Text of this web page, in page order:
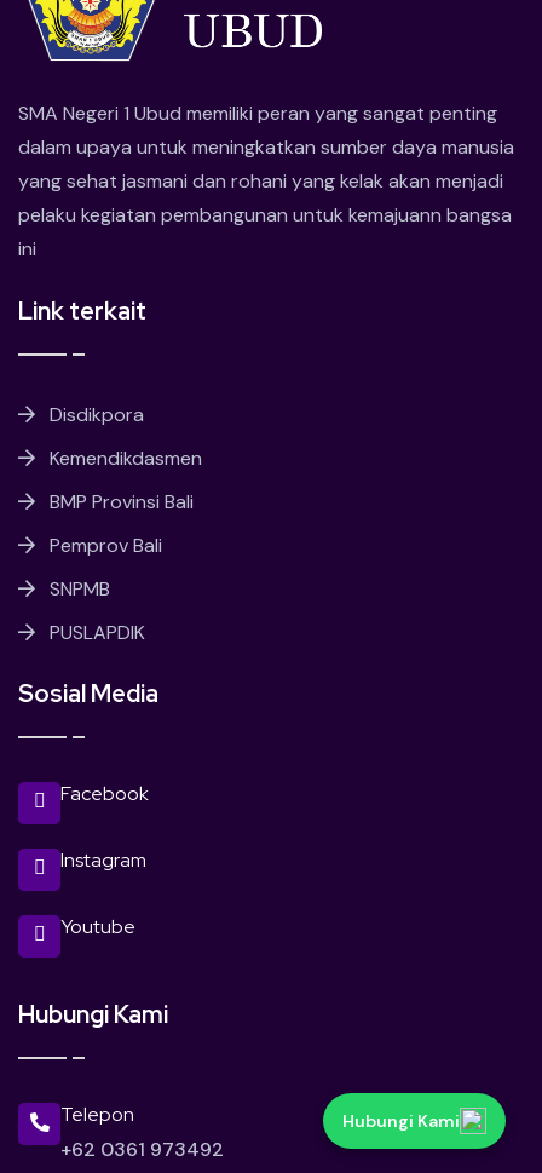
Hubungi Kami
SMA Negeri 1 Ubud memiliki peran yang sangat penting
dalam upaya untuk meningkatkan sumber daya manusia
yang sehat jasmani dan rohani yang kelak akan menjadi
pelaku kegiatan pembangunan untuk kemajuann bangsa
ini
Link terkait
Disdikpora
Kemendikdasmen
BMP Provinsi Bali
Pemprov Bali
SNPMB
PUSLAPDIK
Sosial Media
Facebook
Instagram
Youtube
Hubungi Kami
Telepon
+62 0361 973492